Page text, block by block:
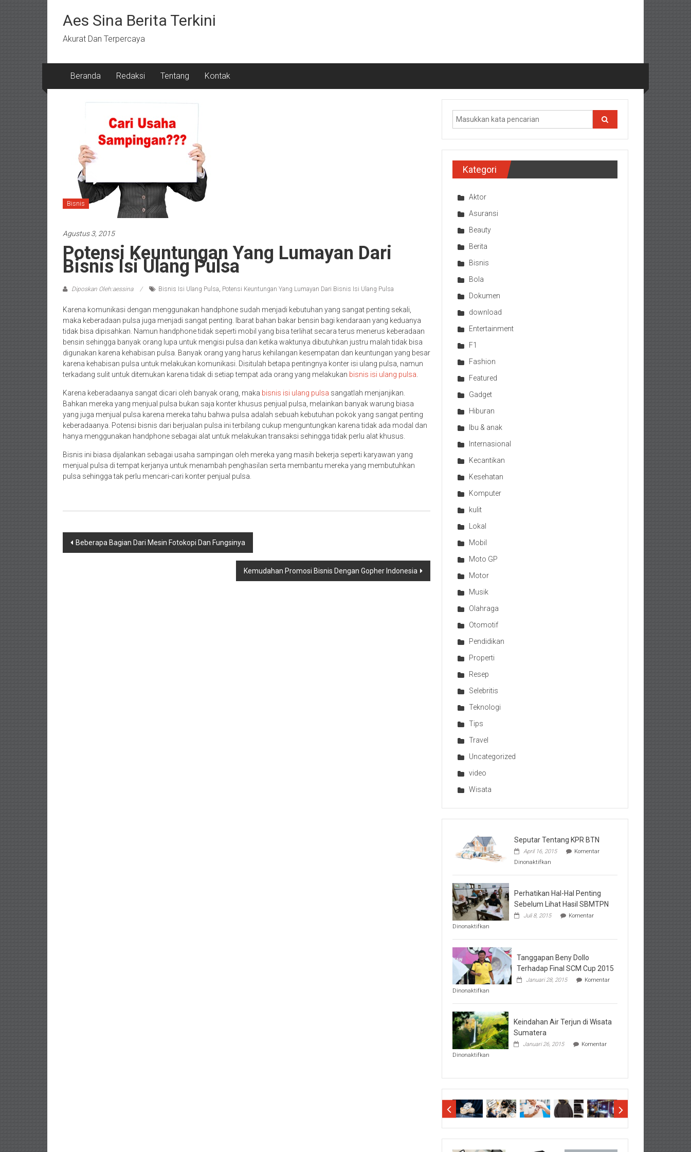
kontenAes Sina Berita Terkini
Akurat Dan Terpercaya
Beranda Redaksi Tentang Kontak
Bisnis
Agustus 3, 2015
Potensi Keuntungan Yang Lumayan Dari
Bisnis Isi Ulang Pulsa
Diposkan Oleh:aessina Bisnis Isi Ulang Pulsa, Potensi Keuntungan Yang Lumayan Dari Bisnis Isi Ulang Pulsa
Karena komunikasi dengan menggunakan handphone sudah menjadi kebutuhan yang sangat penting sekali,
maka keberadaan pulsa juga menjadi sangat penting. Ibarat bahan bakar bensin bagi kendaraan yang keduanya
tidak bisa dipisahkan. Namun handphone tidak seperti mobil yang bisa terlihat secara terus menerus keberadaan
bensin sehingga banyak orang lupa untuk mengisi pulsa dan ketika waktunya dibutuhkan justru malah tidak bisa
digunakan karena kehabisan pulsa. Banyak orang yang harus kehilangan kesempatan dan keuntungan yang besar
karena kehabisan pulsa untuk melakukan komunikasi. Disitulah betapa pentingnya konter isi ulang pulsa, namun
terkadang sulit untuk ditemukan karena tidak di setiap tempat ada orang yang melakukan bisnis isi ulang pulsa
Karena keberadaanya sangat dicari oleh banyak orang, maka bisnis isi ulang pulsa sangatlah menjanjikan.
Bahkan mereka yang menjual pulsa bukan saja konter khusus penjual pulsa, melainkan banyak warung biasa
yang juga menjual pulsa karena mereka tahu bahwa pulsa adalah sebuah kebutuhan pokok yang sangat penting
keberadaanya. Potensi bisnis dari berjualan pulsa ini terbilang cukup menguntungkan karena tidak ada modal dan
hanya menggunakan handphone sebagai alat untuk melakukan transaksi sehingga tidak perlu alat khusus.
Bisnis ini biasa dijalankan sebagai usaha sampingan oleh mereka yang masih bekerja seperti karyawan yang
menjual pulsa di tempat kerjanya untuk menambah penghasilan serta membantu mereka yang membutuhkan
pulsa sehingga tak perlu mencari-cari konter penjual pulsa.
Navigasi
Beberapa Bagian Dari Mesin Fotokopi Dan Fungsinya
Kemudahan Promosi Bisnis Dengan Gopher Indonesia
Kategori
Aktor
Asuransi
Beauty
Berita
Bisnis
Bola
Dokumen
download
Entertainment
F1
Fashion
Featured
Gadget
Hiburan
Ibu & anak
Internasional
Kecantikan
Kesehatan
Komputer
kulit
Lokal
Mobil
Moto GP
Motor
Musik
Olahraga
Otomotif
Pendidikan
Properti
Resep
Selebritis
Teknologi
Tips
Travel
Uncategorized
video
Wisata
Seputar Tentang KPR BTN
April 16, 2015
Komentar
Dinonaktifkan
Tentang
BTN
Perhatikan Hal-Hal Penting
Sebelum Lihat Hasil SBMTPN
Juli 8, 2015
Komentar
Dinonaktifkan
Hal-
Hal
Penting
Sebelum
Lihat
Hasil
Tanggapan Beny Dollo
Terhadap Final SCM Cup 2015
Januari 28, 2015
Komentar
Dinonaktifkan
Beny
Dollo
Terhadap
Final
SCM
Cup
Keindahan Air Terjun di Wisata
Sumatera
Januari 26, 2015
Komentar
Dinonaktifkan
Terjun
Sumatera